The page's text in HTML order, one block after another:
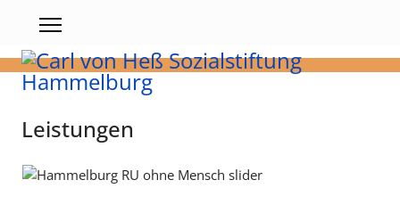
Leistungen